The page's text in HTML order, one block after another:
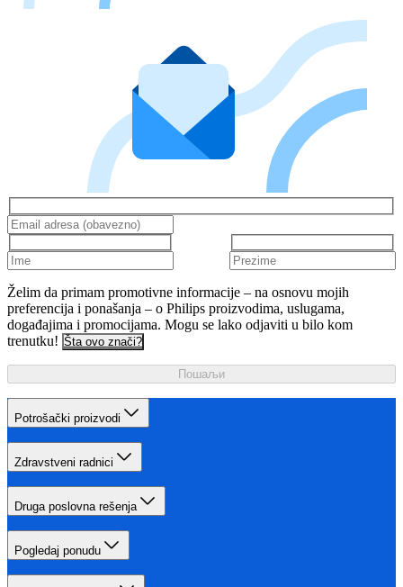
Želim da primam promotivne informacije – na osnovu mojih
preferencija i ponašanja – o Philips proizvodima, uslugama,
događajima i promocijama. Mogu se lako odjaviti u bilo kom
trenutku! Šta ovo znači?
Пошаљи
Potrošački proizvodi
Zdravstveni radnici
Druga poslovna rešenja
Pogledaj ponudu